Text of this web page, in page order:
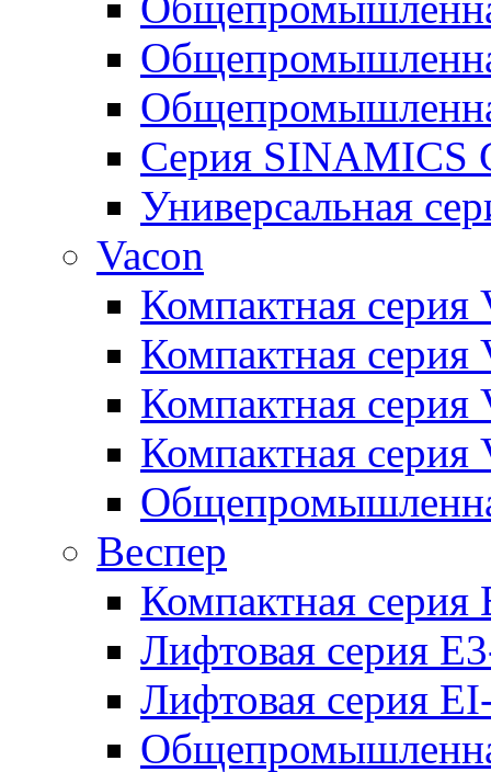
Серия SINAMICS
Универсальная
Vacon
Компактная серия
Компактная серия
Компактная
Компактная серия
Веспер
Компактная серия
Лифтовая серия
Лифтовая серия